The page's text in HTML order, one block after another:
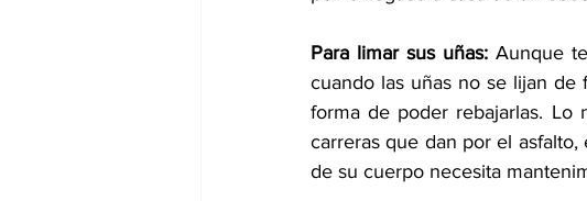
Para limar sus uñas: Aunque
cuando las uñas no se lijan de
forma de poder rebajarlas. Lo
carreras que dan por el
de su cuerpo necesita